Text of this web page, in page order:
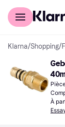
Acheter avec Klarna
Klarna/Shopping/
À